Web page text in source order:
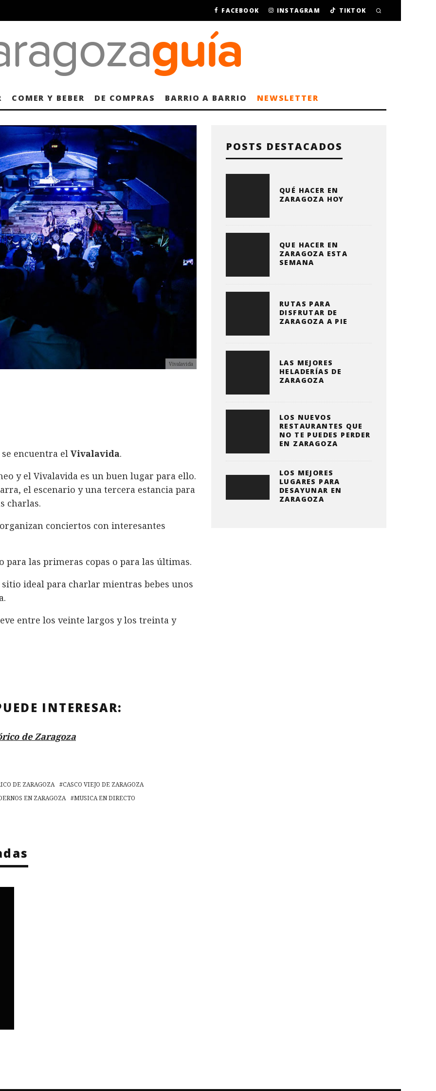
FACEBOOK INSTAGRAM TIKTOK
COMER Y BEBER DE COMPRAS BARRIO A BARRIO NEWSLETTER
Vivalavida
se encuentra el Vivalavida.
y el Vivalavida es un buen lugar para ello.
el escenario y una tercera estancia para
charlas.
conciertos con interesantes
para las primeras copas o para las últimas.
sitio ideal para charlar mientras bebes unos
entre los veinte largos y los treinta y
INTERESAR:
de Zaragoza
DE ZARAGOZA
CASCO VIEJO DE ZARAGOZA
EN ZARAGOZA
MUSICA EN DIRECTO
POSTS DESTACADOS
QUÉ HACER EN
ZARAGOZA HOY
QUE HACER EN
ZARAGOZA ESTA
SEMANA
RUTAS PARA
DISFRUTAR DE
ZARAGOZA A PIE
LAS MEJORES
HELADERÍAS DE
ZARAGOZA
LOS NUEVOS
RESTAURANTES QUE
NO TE PUEDES PERDER
EN ZARAGOZA
LOS MEJORES
LUGARES PARA
DESAYUNAR EN
ZARAGOZA